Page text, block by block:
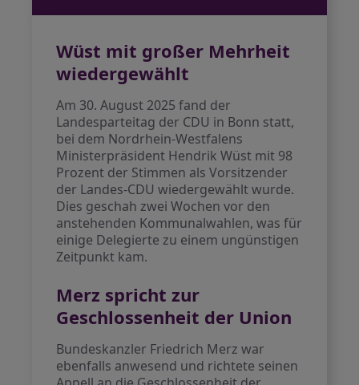
Wüst mit großer Mehrheit
wiedergewählt
Am 30. August 2025 fand der
Landesparteitag der CDU in Bonn statt,
bei dem Nordrhein-Westfalens
Ministerpräsident Hendrik Wüst mit 98
Prozent der Stimmen als Vorsitzender
der Landes-CDU wiedergewählt wurde.
Dies geschah zwei Wochen vor den
anstehenden Kommunalwahlen, was für
einige Delegierte zu einem ungünstigen
Zeitpunkt kam.
Merz spricht zur
Geschlossenheit der Union
Bundeskanzler Friedrich Merz war
ebenfalls anwesend und richtete seinen